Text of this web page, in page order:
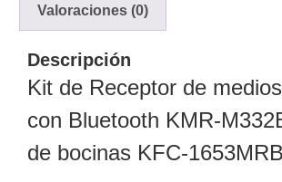
y
ElectricidadRG59
Tipo
CaP
Telefónico
VGA
/ DVI /
HDMI
Cámaras
IP y NVRs
Valoraciones (0)
Descripción
Kit de Receptor de
con Bluetooth KMR-
de bocinas KFC-1653MRB